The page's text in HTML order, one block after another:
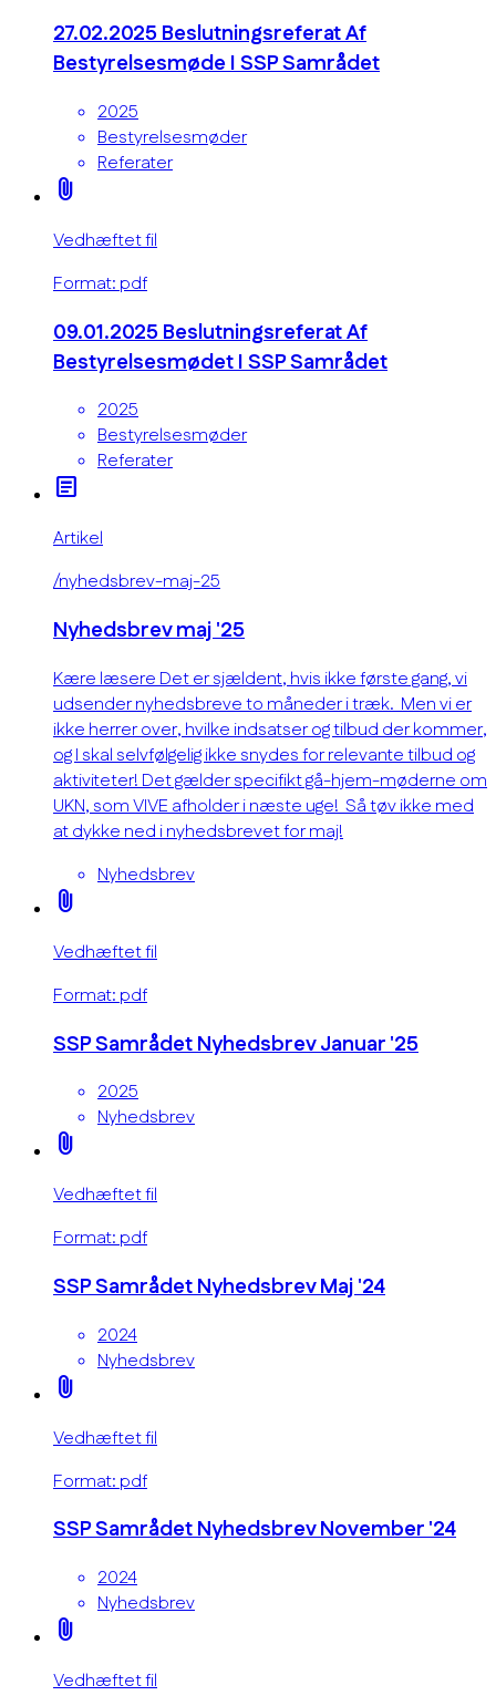
27.02.2025 Beslutningsreferat Af
Bestyrelsesmøde I SSP Samrådet
2025
Bestyrelsesmøder
Referater
attach_file
Vedhæftet fil
Format: pdf
09.01.2025 Beslutningsreferat Af
Bestyrelsesmødet I SSP Samrådet
2025
Bestyrelsesmøder
Referater
article
Artikel
/nyhedsbrev-maj-25
Nyhedsbrev maj '25
Kære læsere Det er sjældent, hvis ikke første gang, vi
udsender nyhedsbreve to måneder i træk. Men vi er
ikke herrer over, hvilke indsatser og tilbud der kommer,
og I skal selvfølgelig ikke snydes for relevante tilbud og
aktiviteter! Det gælder specifikt gå-hjem-møderne om
UKN, som VIVE afholder i næste uge! Så tøv ikke med
at dykke ned i nyhedsbrevet for maj!
Nyhedsbrev
attach_file
Vedhæftet fil
Format: pdf
SSP Samrådet Nyhedsbrev Januar '25
2025
Nyhedsbrev
attach_file
Vedhæftet fil
Format: pdf
SSP Samrådet Nyhedsbrev Maj '24
2024
Nyhedsbrev
attach_file
Vedhæftet fil
Format: pdf
SSP Samrådet Nyhedsbrev November '24
2024
Nyhedsbrev
attach_file
Vedhæftet fil